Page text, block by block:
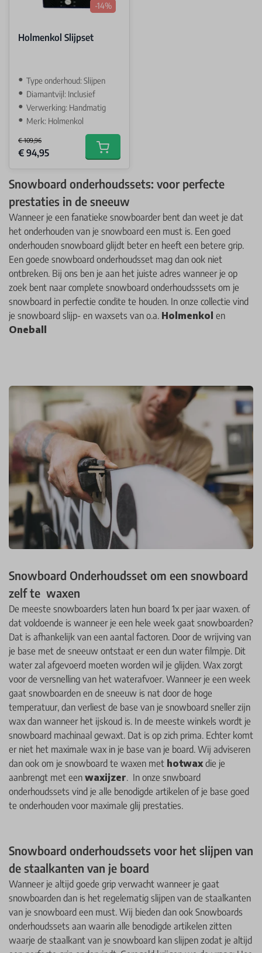
-14%
Holmenkol Slijpset
Type onderhoud: Slijpen
Diamantvijl: Inclusief
Verwerking: Handmatig
Merk: Holmenkol
€ 109,96
Special Price
€ 94,95 Add to cart
Snowboard onderhoudssets: voor perfecte
prestaties in de sneeuw
Wanneer je een fanatieke snowboarder bent dan weet je dat
het onderhouden van je snowboard een must is. Een goed
onderhouden snowboard glijdt beter en heeft een betere grip.
Een goede snowboard onderhoudsset mag dan ook niet
ontbreken. Bij ons ben je aan het juiste adres wanneer je op
zoek bent naar complete snowboard onderhoudsssets om je
snowboard in perfectie condite te houden. In onze collectie vind
je snowboard slijp- en waxsets van o.a. Holmenkol en
Oneball
Snowboard Onderhoudsset om een snowboard
zelf te waxen
De meeste snowboarders laten hun board 1x per jaar waxen. of
dat voldoende is wanneer je een hele week gaat snowboarden?
Dat is afhankelijk van een aantal factoren. Door de wrijving van
je base met de sneeuw ontstaat er een dun water filmpje. Dit
water zal afgevoerd moeten worden wil je glijden. Wax zorgt
voor de versnelling van het waterafvoer. Wanneer je een week
gaat snowboarden en de sneeuw is nat door de hoge
temperatuur, dan verliest de base van je snowboard sneller zijn
wax dan wanneer het ijskoud is. In de meeste winkels wordt je
snowboard machinaal gewaxt. Dat is op zich prima. Echter komt
er niet het maximale wax in je base van je board. Wij adviseren
dan ook om je snowboard te waxen met hotwax die je
aanbrengt met een waxijzer. In onze snwboard
onderhoudssets vind je alle benodigde artikelen of je base goed
te onderhouden voor maximale glij prestaties.
Snowboard onderhoudssets voor het slijpen van
de staalkanten van je board
Wanneer je altijd goede grip verwacht wanneer je gaat
snowboarden dan is het regelematig slijpen van de staalkanten
van je snowboard een must. Wij bieden dan ook Snowboards
onderhoudssets aan waarin alle benodigde artikelen zitten
waarje de staalkant van je snowboard kan slijpen zodat je altijd